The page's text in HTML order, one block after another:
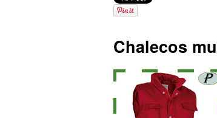
Chalecos